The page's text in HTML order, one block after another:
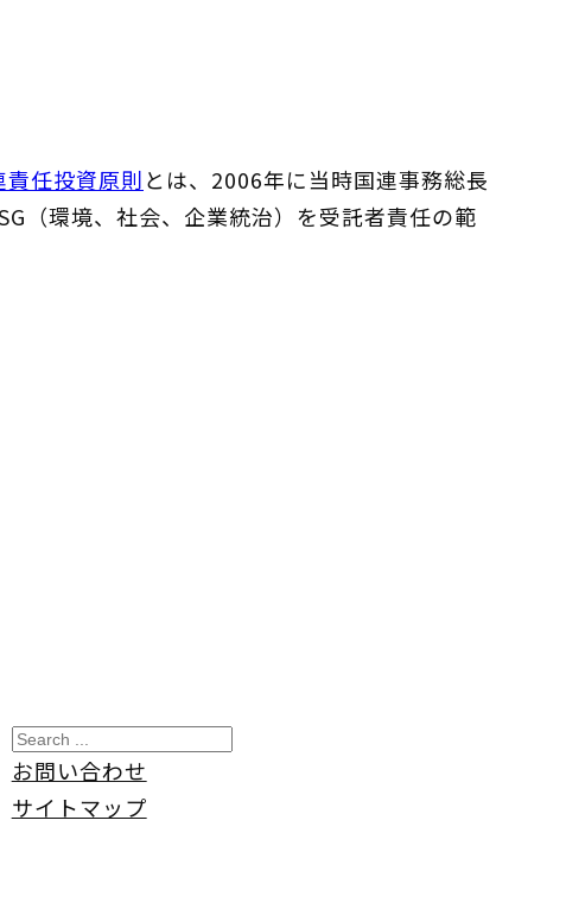
責任投資原則とは、2006年に当時国連事務総長
（環境、社会、企業統治）を受託者責任の範
S
e
a
お問い合わせ
サイトマップ